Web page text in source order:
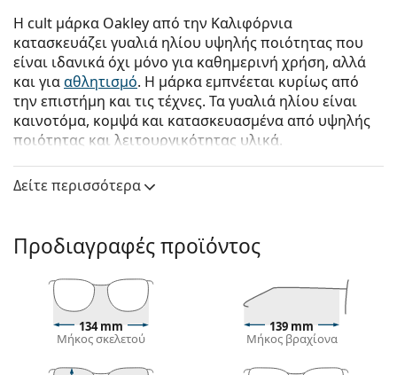
Η cult μάρκα Oakley από την Καλιφόρνια
κατασκευάζει γυαλιά ηλίου υψηλής ποιότητας που
είναι ιδανικά όχι μόνο για καθημερινή χρήση, αλλά
και γιααθλητισμό. Η μάρκα εμπνέεται κυρίως από
την επιστήμη και τις τέχνες. Τα γυαλιά ηλίου είναι
καινοτόμα, κομψά και κατασκευασμένα από υψηλής
ποιότητας και λειτουργικότητας υλικά.
Oakley Leadline OO 9473 01 56είναι γυναικεία γυαλιά
ηλίου.
με τη λειτουργία του Εικονικού καθρέφτη του
Lentiamo.
Σκελετός γυαλιών ηλίου
Το μαύρο χρώμα του σκελετού ταιριάζει απόλυτα
με το δροσερό χρώμα του δέρματος και τα ανοιχτά
Δείτε περισσότερα
Προδιαγραφές προϊόντος
134 mm
Μήκος σκελετού
139 mm
Μήκος βραχίονα